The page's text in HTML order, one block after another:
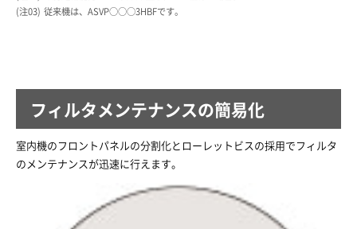
03
従来機は、ASVP○○○3HBFです。
フィルタメンテナンスの簡易化
室内機のフロントパネルの分割化とローレットビスの採用でフィルタ
のメンテナンスが迅速に行えます。